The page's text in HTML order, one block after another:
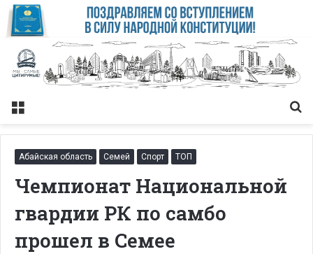
Меню
Абайская область Семей Спорт ТОП
Чемпионат Национальной
гвардии РК по самбо
прошел в Семее